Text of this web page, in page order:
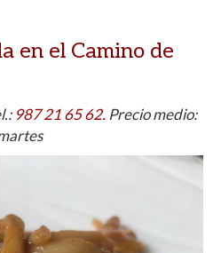
en el Camino de
987 21 65 62. Precio medio: